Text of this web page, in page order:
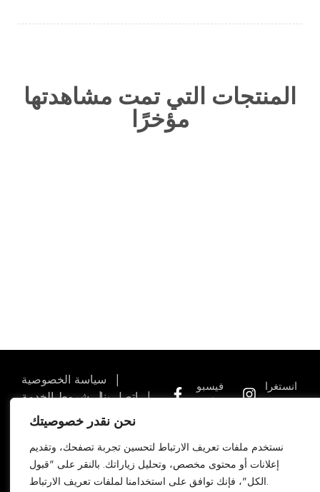
نحن نقدر خصوصيتك
نستخدم ملفات تعريف الارتباط لتحسين تجربة تصفحك، وتقديم
إعلانات أو محتوى مخصص، وتحليل زياراتك. بالنقر على "قبول
الكل"، فإنك توافق على استخدامنا لملفات تعريف الارتباط.
المنتجات التي تمت مشاهدتها
مؤخرًا
سياسة الخصوصية
شروط الخدمة
اتصل بنا
منتجات
copyright © 2026 k-level - Leading
manufacturer of high-precision
measuring instruments all
فيسبو
ك
يوتيوب
انستغرا
م
ت